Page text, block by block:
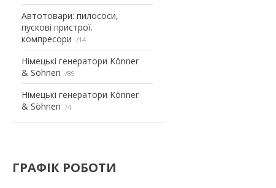
Автотовари: пилососи,
пускові пристрої.
компресори
14
Німецькі генератори Könner
& Söhnen
89
Німецькі генератори Könner
& Söhnen
4
ГРАФІК РОБОТИ